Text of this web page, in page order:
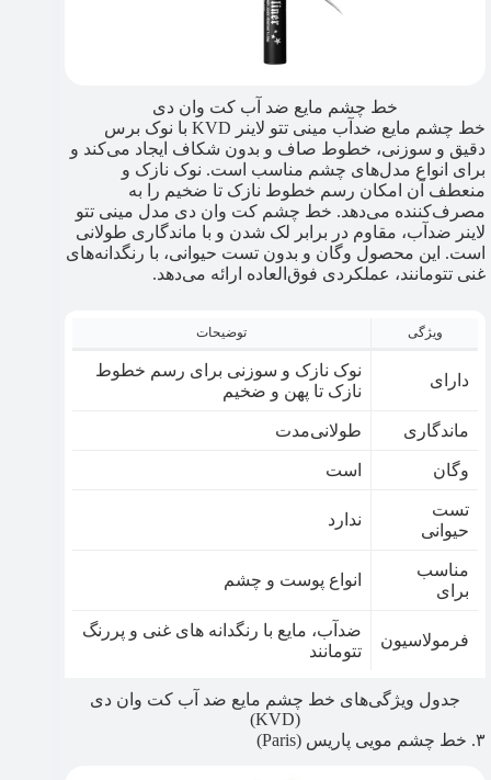
خط چشم مایع ضد آب کت وان دی
خط چشم مایع ضدآب مینی تتو لاینر KVD با نوک برس
دقیق و سوزنی، خطوط صاف و بدون شکاف ایجاد می‌کند و
برای انواع مدل‌های چشم مناسب است. نوک نازک و
منعطف آن امکان رسم خطوط نازک تا ضخیم را به
مصرف‌کننده می‌دهد. خط چشم کت وان دی مدل مینی تتو
لاینر ضدآب، مقاوم در برابر لک شدن و با ماندگاری طولانی
است. این محصول وگان و بدون تست حیوانی، با رنگدانه‌های
غنی تتومانند، عملکردی فوق‌العاده ارائه می‌دهد.
ویژگی توضیحات
دارای
نوک نازک و سوزنی برای رسم خطوط
نازک تا پهن و ضخیم
ماندگاری طولانی‌مدت
وگان است
تست
حیوانی
ندارد
مناسب
برای
انواع پوست و چشم
فرمولاسیون
ضدآب، مایع با رنگدانه های غنی و پررنگ
تتومانند
جدول ویژگی‌های خط چشم مایع ضد آب کت وان دی
(KVD)
۳. خط چشم مویی پاریس (Paris)